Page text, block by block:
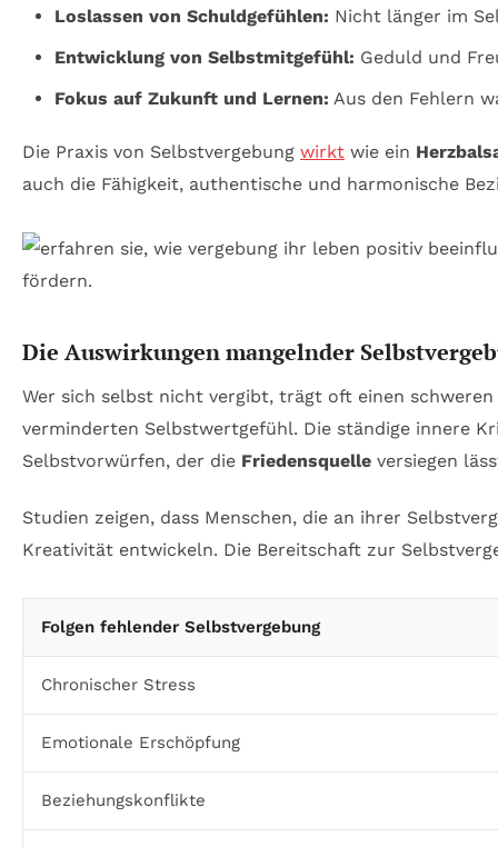
Loslassen von Schuldgefühlen: Nicht länger im
Entwicklung von Selbstmitgefühl: Geduld und
Fokus auf Zukunft und Lernen: Aus den Fehlern
Die Praxis von Selbstvergebung wirkt wie ein
auch die Fähigkeit, authentische und harmonische
Die Auswirkungen mangelnder
Wer sich selbst nicht vergibt, trägt oft einen
verminderten Selbstwertgefühl. Die ständige innere
Selbstvorwürfen, der die Friedensquelle versiegen
Studien zeigen, dass Menschen, die an ihrer
Kreativität entwickeln. Die Bereitschaft zur
Folgen fehlender Selbstvergebung
Chronischer Stress
Emotionale Erschöpfung
Beziehungskonflikte